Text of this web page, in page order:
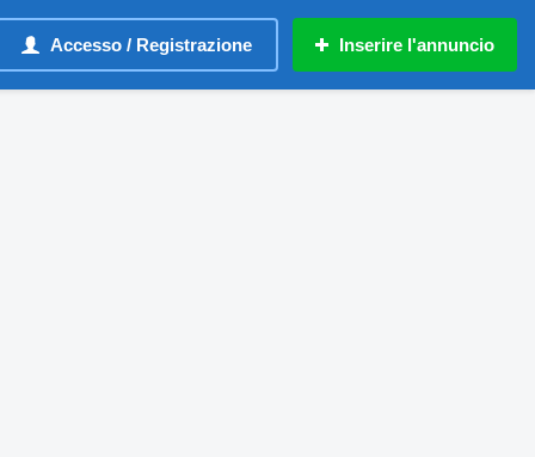
Accesso / Registrazione Inserire l'annuncio